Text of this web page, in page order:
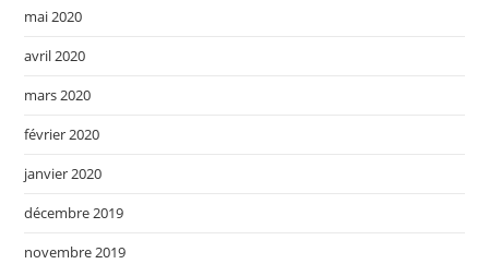
mai 2020
avril 2020
mars 2020
février 2020
janvier 2020
décembre 2019
novembre 2019